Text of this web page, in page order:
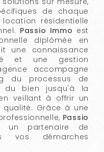
de chaque
résidentielle
Passio Immo est
diplômée en
une connaissance
et une gestion
accompagne
du processus de
du bien jusqu'à la
veillant à offrir un
Grâce à une
Passio
un partenaire de
vos démarches